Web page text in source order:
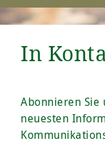
In
Abonnieren Sie
neuesten